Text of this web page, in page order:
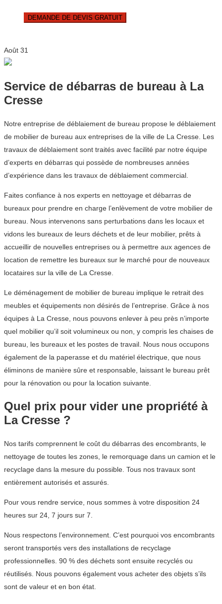
DEMANDE DE DEVIS GRATUIT
Août 31
Service de débarras de bureau à La
Cresse
Notre entreprise de déblaiement de bureau propose le déblaiement
de mobilier de bureau aux entreprises de la ville de La Cresse. Les
travaux de déblaiement sont traités avec facilité par notre équipe
d’experts en débarras qui possède de nombreuses années
d’expérience dans les travaux de déblaiement commercial.
Faites confiance à nos experts en nettoyage et débarras de
bureaux pour prendre en charge l’enlèvement de votre mobilier de
bureau. Nous intervenons sans perturbations dans les locaux et
vidons les bureaux de leurs déchets et de leur mobilier, prêts à
accueillir de nouvelles entreprises ou à permettre aux agences de
location de remettre les bureaux sur le marché pour de nouveaux
locataires sur la ville de La Cresse.
Le déménagement de mobilier de bureau implique le retrait des
meubles et équipements non désirés de l’entreprise. Grâce à nos
équipes à La Cresse, nous pouvons enlever à peu près n’importe
quel mobilier qu’il soit volumineux ou non, y compris les chaises de
bureau, les bureaux et les postes de travail. Nous nous occupons
également de la paperasse et du matériel électrique, que nous
éliminons de manière sûre et responsable, laissant le bureau prêt
pour la rénovation ou pour la location suivante.
Quel prix pour vider une propriété à
La Cresse ?
Nos tarifs comprennent le coût du débarras des encombrants, le
nettoyage de toutes les zones, le remorquage dans un camion et le
recyclage dans la mesure du possible. Tous nos travaux sont
entièrement autorisés et assurés.
Pour vous rendre service, nous sommes à votre disposition 24
heures sur 24, 7 jours sur 7.
Nous respectons l’environnement. C’est pourquoi vos encombrants
seront transportés vers des installations de recyclage
professionnelles. 90 % des déchets sont ensuite recyclés ou
réutilisés. Nous pouvons également vous acheter des objets s’ils
sont de valeur et en bon état.